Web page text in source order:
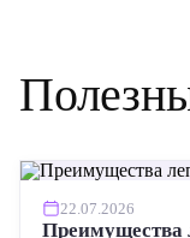
22.07.2026
Преимущества